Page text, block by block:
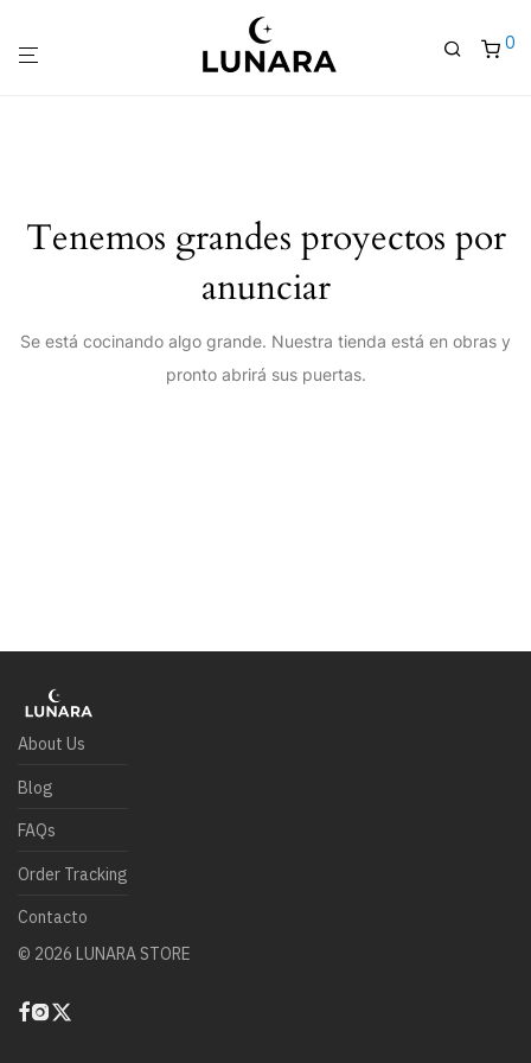
0
Tenemos grandes proyectos por
anunciar
Se está cocinando algo grande. Nuestra tienda está en obras y
pronto abrirá sus puertas.
About Us
Blog
FAQs
Order Tracking
Contacto
© 2026 LUNARA STORE